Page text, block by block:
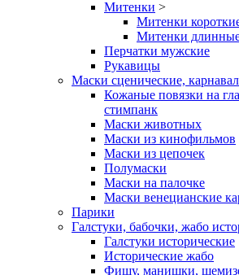
Митенки >
Митенки
Митенки
Перчатки мужские
Рукавицы
Маски сценические,
Кожаные повязки на
стимпанк
Маски животных
Маски из кинофильмов
Маски из цепочек
Полумаски
Маски на палочке
Маски венецианские
Парики
Галстуки, бабочки, жабо
Галстуки исторические
Исторические жабо
Фишу, манишки,